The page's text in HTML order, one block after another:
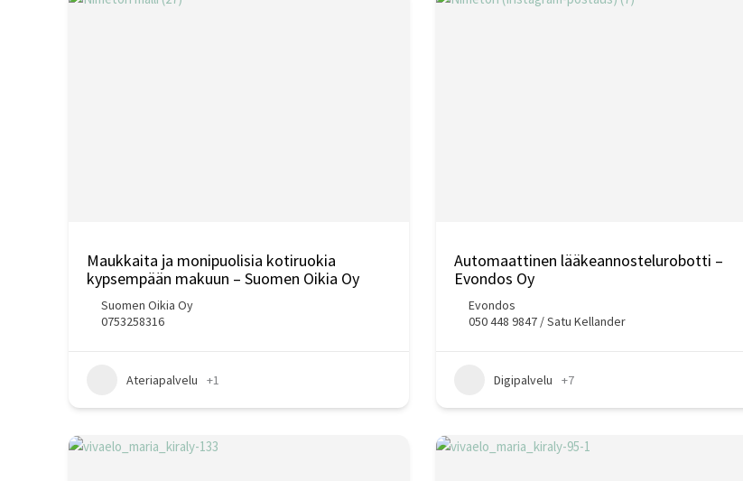
Maukkaita ja monipuolisia kotiruokia
kypsempään makuun – Suomen Oikia Oy
Suomen Oikia Oy
0753258316
Ateriapalvelu +1
Automaattinen lääkeannostelurobotti –
Evondos Oy
Evondos
050 448 9847 / Satu Kellander
Digipalvelu +7